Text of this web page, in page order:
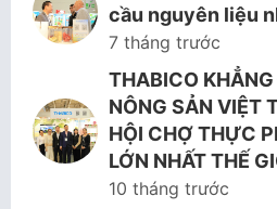
cầu nguyên liệu
7 tháng trước
THABICO
NÔNG SẢN VIỆT
HỘI CHỢ THỰC
LỚN NHẤT THẾ
10 tháng trước